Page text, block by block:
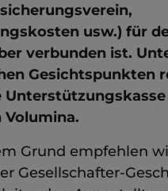
usw.) für
verbunden ist.
Gesichtspunkten
Grund empfehlen
Gesellschafter-